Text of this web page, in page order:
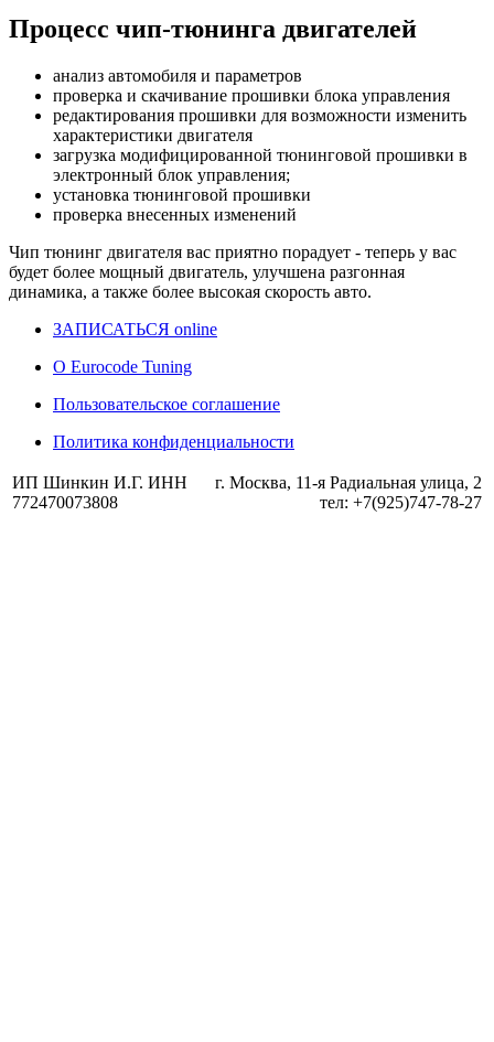
Процесс чип-тюнинга двигателей
анализ автомобиля и параметров
проверка и скачивание прошивки блока управления
редактирования прошивки для возможности изменить
характеристики двигателя
загрузка модифицированной тюнинговой прошивки в
электронный блок управления;
установка тюнинговой прошивки
проверка внесенных изменений
Чип тюнинг двигателя вас приятно порадует - теперь у вас
будет более мощный двигатель, улучшена разгонная
динамика, а также более высокая скорость авто.
ЗАПИСАТЬСЯ online
О Eurocode Tuning
Пользовательское соглашение
Политика конфиденциальности
ИП Шинкин И.Г. ИНН
772470073808
г. Москва, 11-я Радиальная улица, 2
тел: +7(925)747-78-27